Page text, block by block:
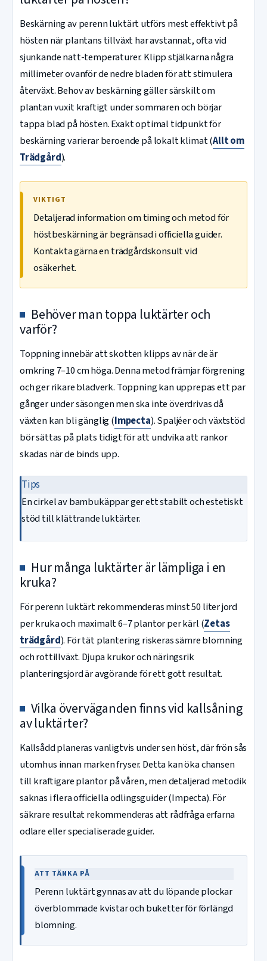
Beskärning av perenn luktärt utförs mest effektivt på
hösten när plantans tillväxt har avstannat, ofta vid
sjunkande natt-temperaturer. Klipp stjälkarna några
millimeter ovanför de nedre bladen för att stimulera
återväxt. Behov av beskärning gäller särskilt om
plantan vuxit kraftigt under sommaren och börjar
tappa blad på hösten. Exakt optimal tidpunkt för
beskärning varierar beroende på lokalt klimat (Allt om
Trädgård).
VIKTIGT
Detaljerad information om timing och metod för
höstbeskärning är begränsad i officiella guider.
Kontakta gärna en trädgårdskonsult vid
osäkerhet.
Behöver man toppa luktärter och
varför?
Toppning innebär att skotten klipps av när de är
omkring 7–10 cm höga. Denna metod främjar förgrening
och ger rikare bladverk. Toppning kan upprepas ett par
gånger under säsongen men ska inte överdrivas då
växten kan bli gänglig (Impecta). Spaljéer och växtstöd
bör sättas på plats tidigt för att undvika att rankor
skadas när de binds upp.
Tips
En cirkel av bambukäppar ger ett stabilt och estetiskt
stöd till klättrande luktärter.
Hur många luktärter är lämpliga i en
kruka?
För perenn luktärt rekommenderas minst 50 liter jord
per kruka och maximalt 6–7 plantor per kärl (Zetas
trädgård). För tät plantering riskeras sämre blomning
och rottillväxt. Djupa krukor och näringsrik
planteringsjord är avgörande för ett gott resultat.
Vilka överväganden finns vid kallsåning
av luktärter?
Kallsådd planeras vanligtvis under sen höst, där frön sås
utomhus innan marken fryser. Detta kan öka chansen
till kraftigare plantor på våren, men detaljerad metodik
saknas i flera officiella odlingsguider (Impecta). För
säkrare resultat rekommenderas att rådfråga erfarna
odlare eller specialiserade guider.
ATT TÄNKA PÅ
Perenn luktärt gynnas av att du löpande plockar
överblommade kvistar och buketter för förlängd
blomning.